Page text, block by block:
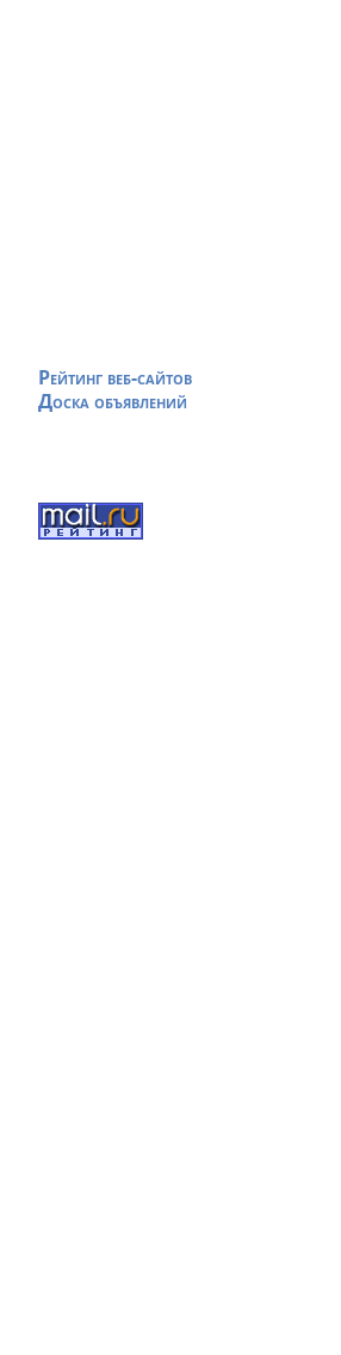
Рейтинг веб-сайтов
Доска объявлений